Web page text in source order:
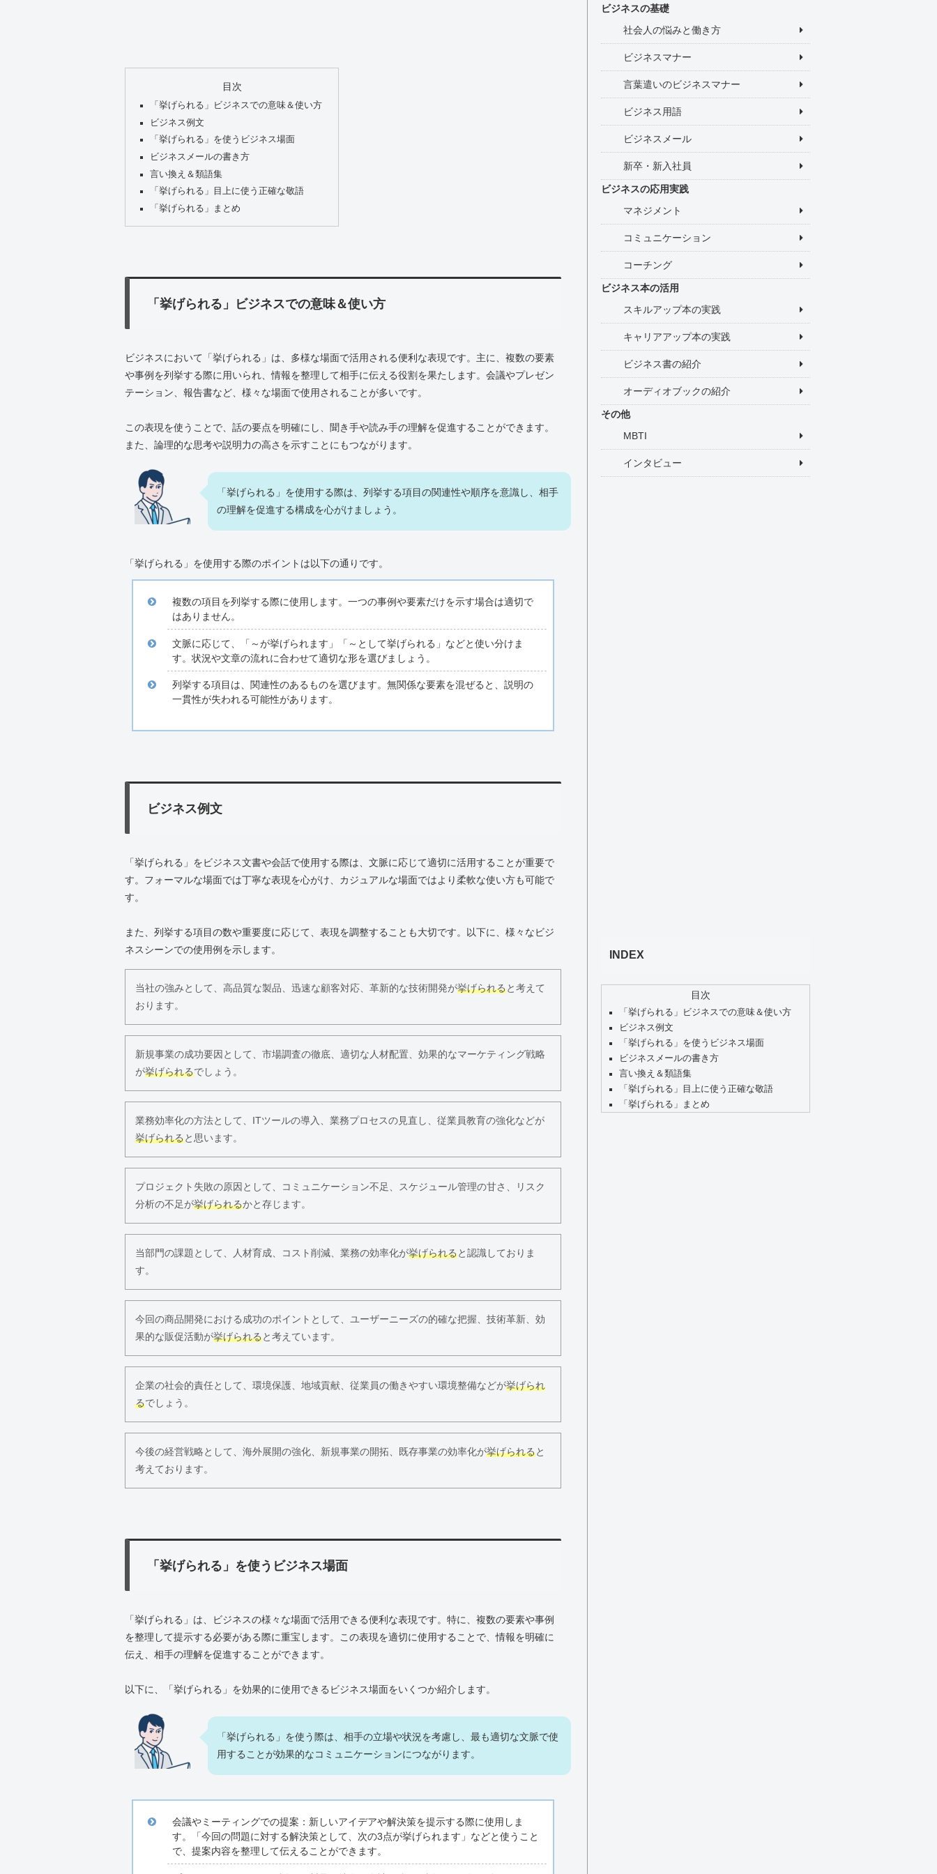
目次
「挙げられる」ビジネスでの意味＆使い方
ビジネス例文
「挙げられる」を使うビジネス場面
ビジネスメールの書き方
言い換え＆類語集
「挙げられる」目上に使う正確な敬語
「挙げられる」まとめ
「挙げられる」ビジネスでの意味＆使い方
ビジネスにおいて「挙げられる」は、多様な場面で活用される便利な表現です。主に、複数の要素
や事例を列挙する際に用いられ、情報を整理して相手に伝える役割を果たします。会議やプレゼン
テーション、報告書など、様々な場面で使用されることが多いです。
この表現を使うことで、話の要点を明確にし、聞き手や読み手の理解を促進することができます。
また、論理的な思考や説明力の高さを示すことにもつながります。
「挙げられる」を使用する際は、列挙する項目の関連性や順序を意識し、相手
の理解を促進する構成を心がけましょう。
「挙げられる」を使用する際のポイントは以下の通りです。
複数の項目を列挙する際に使用します。一つの事例や要素だけを示す場合は適切で
はありません。
文脈に応じて、「～が挙げられます」「～として挙げられる」などと使い分けま
す。状況や文章の流れに合わせて適切な形を選びましょう。
列挙する項目は、関連性のあるものを選びます。無関係な要素を混ぜると、説明の
一貫性が失われる可能性があります。
ビジネス例文
「挙げられる」をビジネス文書や会話で使用する際は、文脈に応じて適切に活用することが重要で
す。フォーマルな場面では丁寧な表現を心がけ、カジュアルな場面ではより柔軟な使い方も可能で
す。
また、列挙する項目の数や重要度に応じて、表現を調整することも大切です。以下に、様々なビジ
ネスシーンでの使用例を示します。
当社の強みとして、高品質な製品、迅速な顧客対応、革新的な技術開発が挙げられると考えて
おります。
新規事業の成功要因として、市場調査の徹底、適切な人材配置、効果的なマーケティング戦略
が挙げられるでしょう。
業務効率化の方法として、ITツールの導入、業務プロセスの見直し、従業員教育の強化などが
挙げられると思います。
プロジェクト失敗の原因として、コミュニケーション不足、スケジュール管理の甘さ、リスク
分析の不足が挙げられるかと存じます。
当部門の課題として、人材育成、コスト削減、業務の効率化が挙げられると認識しておりま
す。
今回の商品開発における成功のポイントとして、ユーザーニーズの的確な把握、技術革新、効
果的な販促活動が挙げられると考えています。
企業の社会的責任として、環境保護、地域貢献、従業員の働きやすい環境整備などが挙げられ
るでしょう。
今後の経営戦略として、海外展開の強化、新規事業の開拓、既存事業の効率化が挙げられると
考えております。
「挙げられる」を使うビジネス場面
「挙げられる」は、ビジネスの様々な場面で活用できる便利な表現です。特に、複数の要素や事例
を整理して提示する必要がある際に重宝します。この表現を適切に使用することで、情報を明確に
伝え、相手の理解を促進することができます。
以下に、「挙げられる」を効果的に使用できるビジネス場面をいくつか紹介します。
「挙げられる」を使う際は、相手の立場や状況を考慮し、最も適切な文脈で使
用することが効果的なコミュニケーションにつながります。
会議やミーティングでの提案：新しいアイデアや解決策を提示する際に使用しま
す。「今回の問題に対する解決策として、次の3点が挙げられます」などと使うこと
で、提案内容を整理して伝えることができます。
ビジネスの基礎
社会人の悩みと働き方
ビジネスマナー
言葉遣いのビジネスマナー
ビジネス用語
ビジネスメール
新卒・新入社員
ビジネスの応用実践
マネジメント
コミュニケーション
コーチング
ビジネス本の活用
スキルアップ本の実践
キャリアアップ本の実践
ビジネス書の紹介
オーディオブックの紹介
その他
MBTI
インタビュー
INDEX
目次
「挙げられる」ビジネスでの意味＆使い方
ビジネス例文
「挙げられる」を使うビジネス場面
ビジネスメールの書き方
言い換え＆類語集
「挙げられる」目上に使う正確な敬語
「挙げられる」まとめ